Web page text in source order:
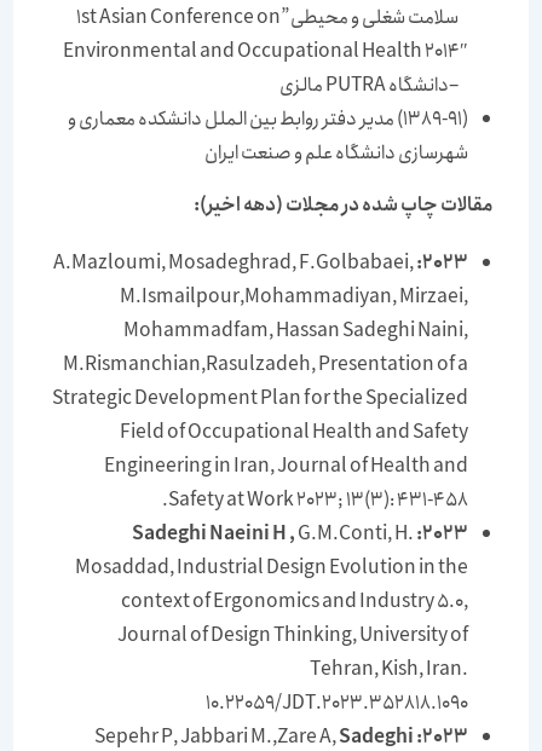
سلامت شغلی و محیطی”1st Asian Conference on
Environmental and Occupational Health 2014″
–دانشگاه PUTRA مالزی
(1389-91) مدیر دفتر روابط بین الملل دانشکده معماری و
شهرسازی دانشگاه علم و صنعت ایران
مقالات چاپ شده در مجلات (دهه اخیر):
2023:
A.Mazloumi, Mosadeghrad, F.Golbabaei,
M.Ismailpour,Mohammadiyan, Mirzaei,
Mohammadfam, Hassan Sadeghi Naini,
M.Rismanchian,Rasulzadeh, Presentation of a
Strategic Development Plan for the Specialized
Field of Occupational Health and Safety
Engineering in Iran, Journal of Health and
Safety at Work 2023; 13(3): 431-458.
2023: Sadeghi Naeini H ,
G.M.Conti, H.
Mosaddad, Industrial Design Evolution in the
context of Ergonomics and Industry 5.0,
Journal of Design Thinking, University of
Tehran, Kish, Iran.
10.22059/JDT.2023.352818.1090
2023:
Sepehr P, Jabbari M.,Zare A,
Sadeghi